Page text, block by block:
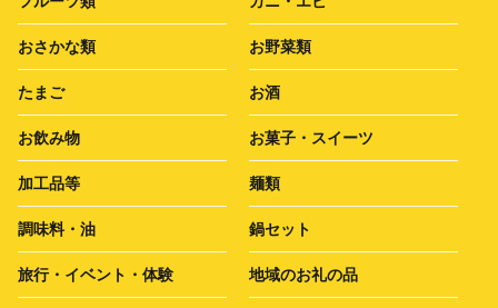
おさかな類 お野菜類
たまご お酒
お飲み物 お菓子・スイーツ
加工品等 麺類
調味料・油 鍋セット
旅行・イベント・体験 地域のお礼の品